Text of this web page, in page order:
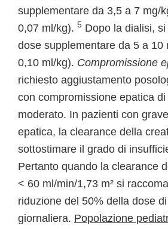
supplementare da 3,5 a 7 mg/
0,07 ml/kg). 5 Dopo la dialisi,
dose supplementare da 5 a 10
0,10 ml/kg). Compromissione
richiesto aggiustamento
con compromissione epatica
moderato. In pazienti con
epatica, la clearance della
sottostimare il grado di
Pertanto quando la clearance
< 60 ml/min/1,73 m² si
riduzione del 50% della dose
giornaliera. Popolazione